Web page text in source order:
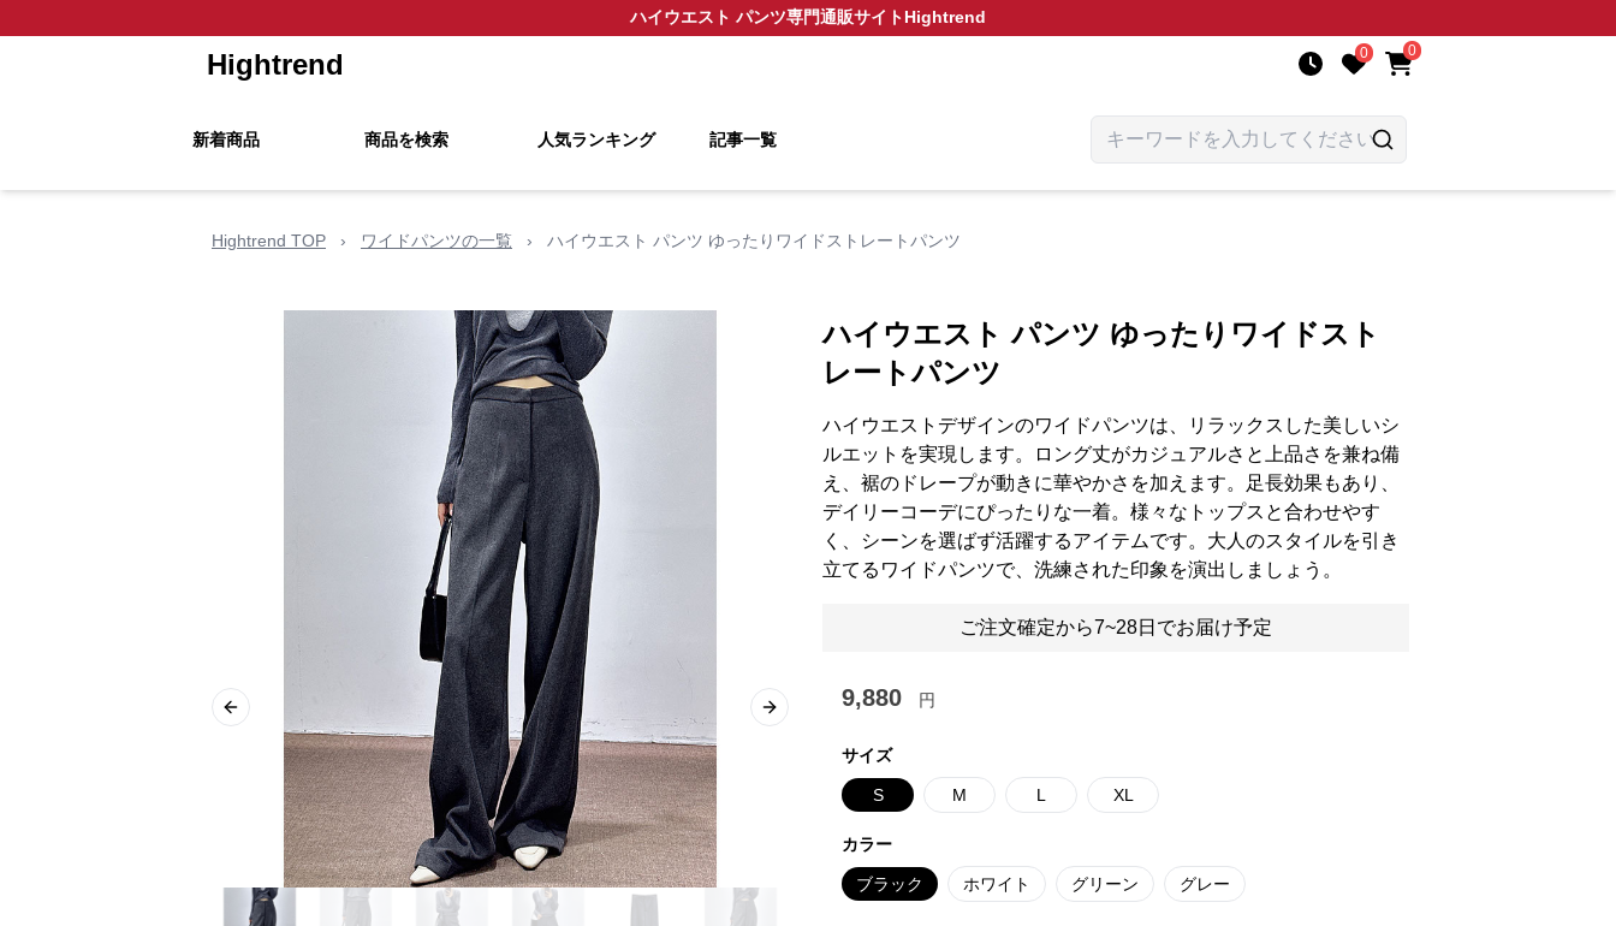
ハイウエスト パンツ専門通販サイトHightrend
Hightrend 0 0
新着商品 商品を検索 人気ランキング 記事一覧
Hightrend TOP › ワイドパンツの一覧 › ハイウエスト パンツ ゆったりワイドストレートパンツ
Previous slide Next slide
ハイウエスト パンツ ゆったりワイドスト
レートパンツ
ハイウエストデザインのワイドパンツは、リラックスした美しいシ
ルエットを実現します。ロング丈がカジュアルさと上品さを兼ね備
え、裾のドレープが動きに華やかさを加えます。足長効果もあり、
デイリーコーデにぴったりな一着。様々なトップスと合わせやす
く、シーンを選ばず活躍するアイテムです。大人のスタイルを引き
立てるワイドパンツで、洗練された印象を演出しましょう。
ご注文確定から7~28日でお届け予定
9,880 円
サイズ
S M L XL
カラー
ブラック ホワイト グリーン グレー